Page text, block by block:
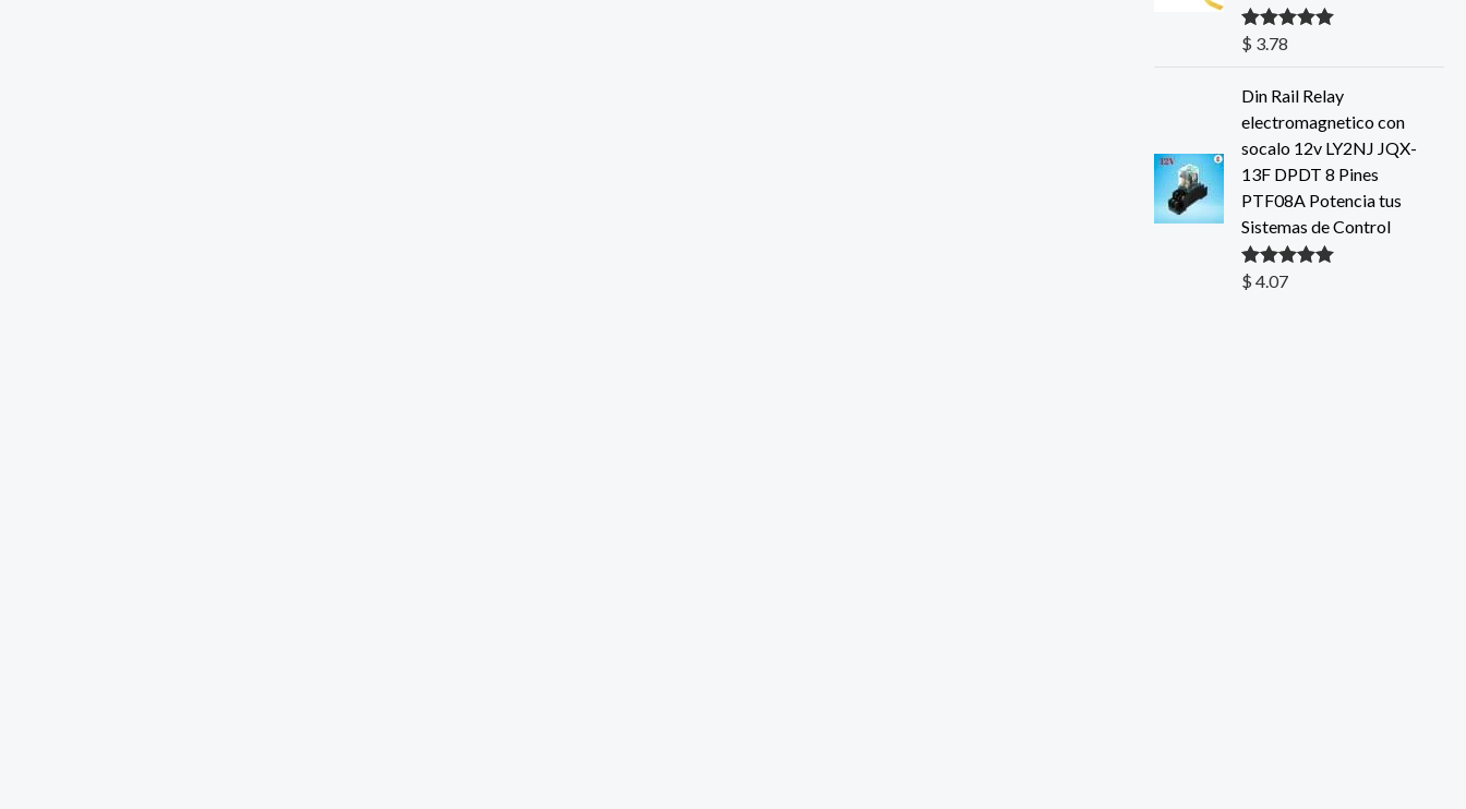
Valorado con
$ 3.78
Din Rail Relay
electromagnetico con
socalo 12v LY2NJ JQX-
13F DPDT 8 Pines
PTF08A Potencia tus
Sistemas de Control
Valorado con
$ 4.07